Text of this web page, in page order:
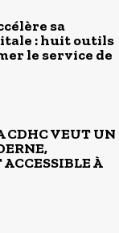
sa
: huit outils
le service de
CDHC VEUT UN
À